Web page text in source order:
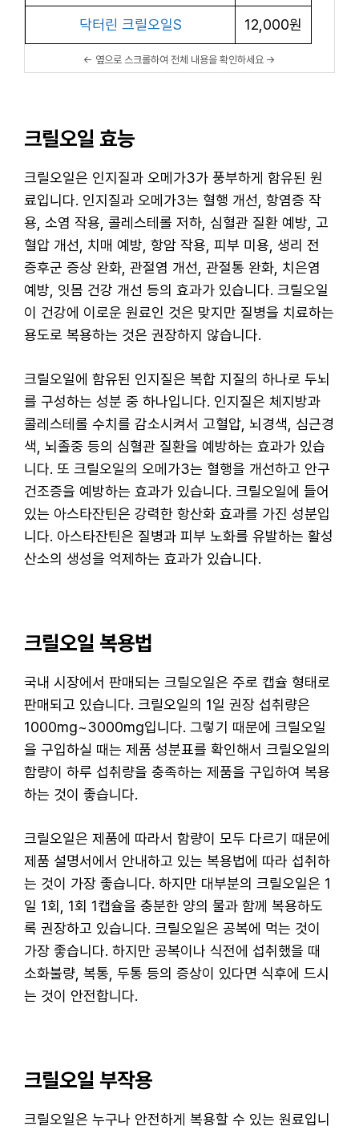
닥터린 크릴오일S 12,000원
크릴오일 효능
크릴오일은 인지질과 오메가3가 풍부하게 함유된 원
료입니다. 인지질과 오메가3는 혈행 개선, 항염증 작
용, 소염 작용, 콜레스테롤 저하, 심혈관 질환 예방, 고
혈압 개선, 치매 예방, 항암 작용, 피부 미용, 생리 전
증후군 증상 완화, 관절염 개선, 관절통 완화, 치은염
예방, 잇몸 건강 개선 등의 효과가 있습니다. 크릴오일
이 건강에 이로운 원료인 것은 맞지만 질병을 치료하는
용도로 복용하는 것은 권장하지 않습니다.
크릴오일에 함유된 인지질은 복합 지질의 하나로 두뇌
를 구성하는 성분 중 하나입니다. 인지질은 체지방과
콜레스테롤 수치를 감소시켜서 고혈압, 뇌경색, 심근경
색, 뇌졸중 등의 심혈관 질환을 예방하는 효과가 있습
니다. 또 크릴오일의 오메가3는 혈행을 개선하고 안구
건조증을 예방하는 효과가 있습니다. 크릴오일에 들어
있는 아스타잔틴은 강력한 항산화 효과를 가진 성분입
니다. 아스타잔틴은 질병과 피부 노화를 유발하는 활성
산소의 생성을 억제하는 효과가 있습니다.
크릴오일 복용법
국내 시장에서 판매되는 크릴오일은 주로 캡슐 형태로
판매되고 있습니다. 크릴오일의 1일 권장 섭취량은
1000mg~3000mg입니다. 그렇기 때문에 크릴오일
을 구입하실 때는 제품 성분표를 확인해서 크릴오일의
함량이 하루 섭취량을 충족하는 제품을 구입하여 복용
하는 것이 좋습니다.
크릴오일은 제품에 따라서 함량이 모두 다르기 때문에
제품 설명서에서 안내하고 있는 복용법에 따라 섭취하
는 것이 가장 좋습니다. 하지만 대부분의 크릴오일은 1
일 1회, 1회 1캡슐을 충분한 양의 물과 함께 복용하도
록 권장하고 있습니다. 크릴오일은 공복에 먹는 것이
가장 좋습니다. 하지만 공복이나 식전에 섭취했을 때
소화불량, 복통, 두통 등의 증상이 있다면 식후에 드시
는 것이 안전합니다.
크릴오일 부작용
크릴오일은 누구나 안전하게 복용할 수 있는 원료입니